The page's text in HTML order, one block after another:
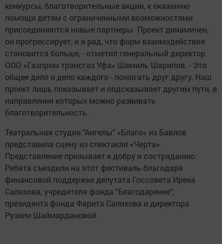
конкурсы, благотворительные акции, к оказанию
помощи детям с ограниченными возможностями
присоединяются новые партнеры. Проект динамичен,
он прогрессирует, и я рад, что форм взаимодействия
становится больше, - отметил генеральный директор
ООО «Газпром трансгаз Уфа» Шамиль Шарипов. - Это
общее дело и дело каждого - помогать друг другу. Наш
проект лишь показывает и подсказывает другим пути, в
направлении которых можно развивать
благотворительность.
Театральная студия "Ангелы" «Благо» из Бавлов
представила сцену из спектакля «Черта».
Представление призывает к добру и состраданию.
Ребята съездили на этот фестиваль благодаря
финансовой поддержке депутата Госсовета Ирека
Салихова, учредителя фонда "Благодарение",
президента фонда Фарита Салихова и директора
Рузили Шаймардановой.